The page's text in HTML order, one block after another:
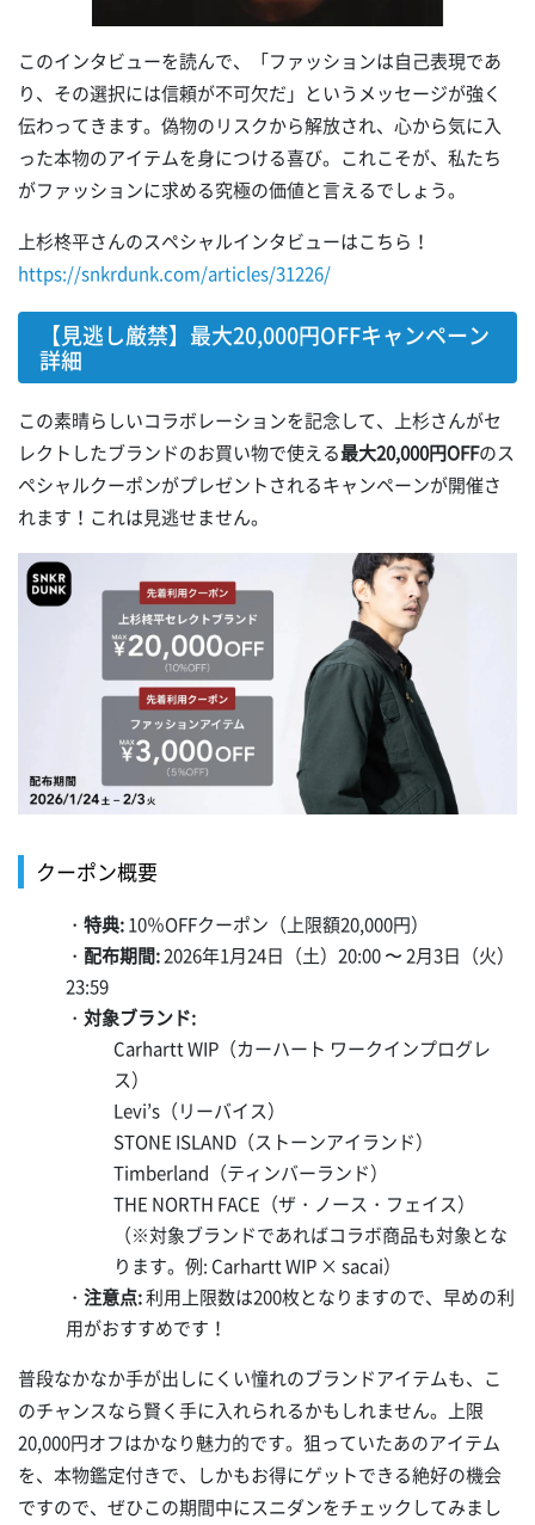
このインタビューを読んで、「ファッションは自己表現であ
り、その選択には信頼が不可欠だ」というメッセージが強く
伝わってきます。偽物のリスクから解放され、心から気に入
った本物のアイテムを身につける喜び。これこそが、私たち
がファッションに求める究極の価値と言えるでしょう。
上杉柊平さんのスペシャルインタビューはこちら！
https://snkrdunk.com/articles/31226/
【見逃し厳禁】最大20,000円OFFキャンペーン
詳細
この素晴らしいコラボレーションを記念して、上杉さんがセ
レクトしたブランドのお買い物で使える最大20,000円OFFのス
ペシャルクーポンがプレゼントされるキャンペーンが開催さ
れます！これは見逃せません。
クーポン概要
・ 特典:10％OFFクーポン（上限額20,000円）
・ 配布期間:2026年1月24日（土）20:00 〜 2月3日（火）
23:59
・ 対象ブランド:
Carhartt WIP（カーハート ワークインプログレ
ス）
Levi’s（リーバイス）
STONE ISLAND（ストーンアイランド）
Timberland（ティンバーランド）
THE NORTH FACE（ザ・ノース・フェイス）
（※対象ブランドであればコラボ商品も対象とな
ります。例: Carhartt WIP × sacai）
・ 注意点:利用上限数は200枚となりますので、早めの利
用がおすすめです！
普段なかなか手が出しにくい憧れのブランドアイテムも、こ
のチャンスなら賢く手に入れられるかもしれません。上限
20,000円オフはかなり魅力的です。狙っていたあのアイテム
を、本物鑑定付きで、しかもお得にゲットできる絶好の機会
ですので、ぜひこの期間中にスニダンをチェックしてみまし